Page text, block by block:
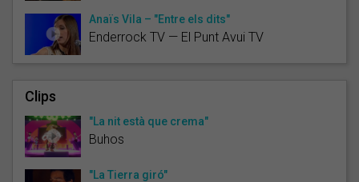
Anaïs Vila – "Entre els dits"
Enderrock TV — El Punt Avui TV
Clips
"La nit està que crema"
Buhos
"La Tierra giró"